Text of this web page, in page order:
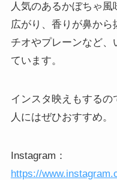
人気のあるかぼちゃ
広がり、香りが鼻から
チオやプレーンなど
ています。
インスタ映えもする
人にはぜひおすすめ。
Instagram：
https://